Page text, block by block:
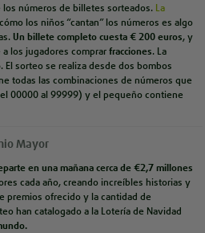
números de billetes sorteados. La
los niños “cantan” los números es algo
Un billete completo cuesta € 200 euros, y
los jugadores comprarfracciones. La
. El sorteo se realiza desde dos bombos
todas las combinaciones de números que
00000 al 99999) y el pequeño contiene
Mayor
en unamañana cerca de €2,7 millones
cada año, creando increíbles historias y
premios ofrecido y la cantidad de
han catalogado a la Lotería de Navidad
.